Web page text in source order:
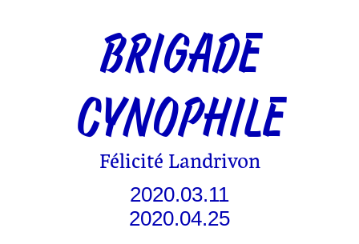
BRIGADE
CYNOPHILE
Félicité Landrivon
2020.03.11
2020.04.25